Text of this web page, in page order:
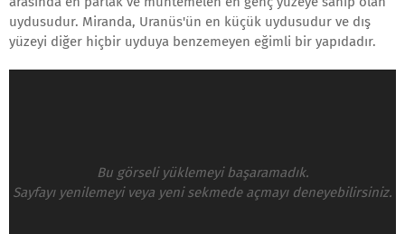
uydusudur. Miranda, Uranüs'ün en küçük uydusudur ve dış
yüzeyi diğer hiçbir uyduya benzemeyen eğimli bir yapıdadır.
Bu görseli yüklemeyi başaramadık.
Sayfayı yenilemeyi veya yeni sekmede açmayı deneyebilirsiniz.